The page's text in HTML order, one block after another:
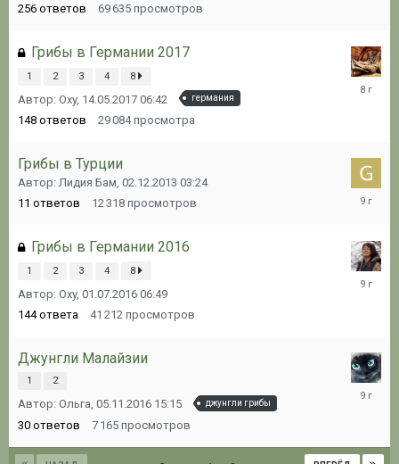
256 ответов 69 635 просмотров
Грибы в Германии 2017
1 2 3 4 8
Автор: Oxy, 14.05.2017 06:42 германия
148 ответов 29 084 просмотра
Грибы в Турции
Автор: Лидия Бам, 02.12.2013 03:24
11 ответов 12 318 просмотров
Грибы в Германии 2016
1 2 3 4 8
Автор: Oxy, 01.07.2016 06:49
144 ответа 41 212 просмотров
Джунгли Малайзии
1 2
Автор: Ольга, 05.11.2016 15:15 джунгли грибы
30 ответов 7 165 просмотров